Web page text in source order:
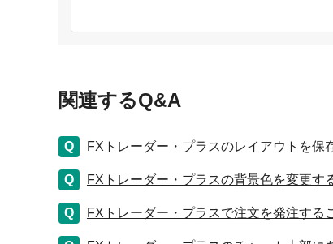
関連するQ&A
FXトレーダー・プラスのレイアウトを保
FXトレーダー・プラスの背景色を変更す
FXトレーダー・プラスで注文を発注する